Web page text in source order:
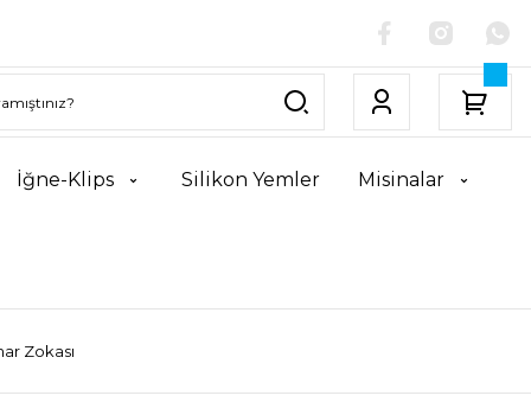
İğne-Klips Silikon Yemler Misinalar
Zokası